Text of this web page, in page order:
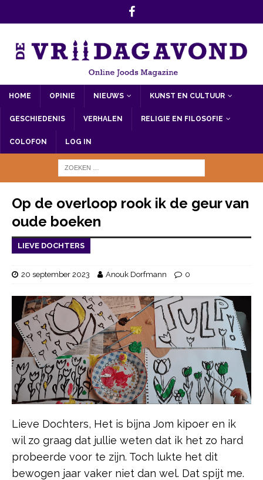
HOME OPINIE NIEUWS KUNST EN CULTUUR
GESCHIEDENIS VERHALEN RELIGIE EN FILOSOFIE
COLOFON LOG IN
Op de overloop rook ik de geur van
oude boeken
LIEVE DOCHTERS
20 september 2023 Anouk Dorfmann 0
Lieve Dochters, Het is bijna Jom kipoer en ik
wil zo graag dat jullie weten dat ik het zo hard
probeerde voor te zijn. Toch lukte het dit
bewogen jaar vaker niet dan wel. Dat spijt me.